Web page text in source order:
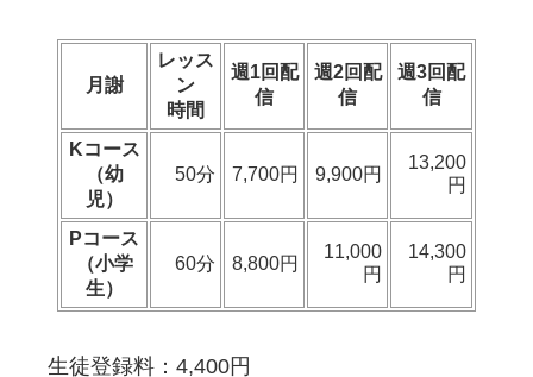
月謝
レッス
ン
時間
週1回配
信
週2回配
信
週3回配
信
Kコース
（幼
児）
50分 7,700円 9,900円
13,200
円
Pコース
（小学
生）
60分 8,800円
11,000
円
14,300
円
生徒登録料：4,400円